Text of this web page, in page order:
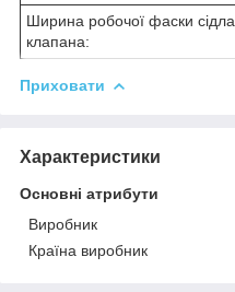
Ширина робочої фаски сідла
клапана:
Приховати
Характеристики
Основні атрибути
Виробник
Країна виробник